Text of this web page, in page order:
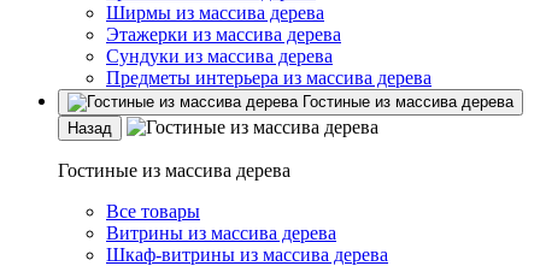
Ширмы из массива дерева
Этажерки из массива дерева
Сундуки из массива дерева
Предметы интерьера из массива дерева
Гостиные из массива дерева
Назад
Гостиные из массива дерева
Все товары
Витрины из массива дерева
Шкаф-витрины из массива дерева